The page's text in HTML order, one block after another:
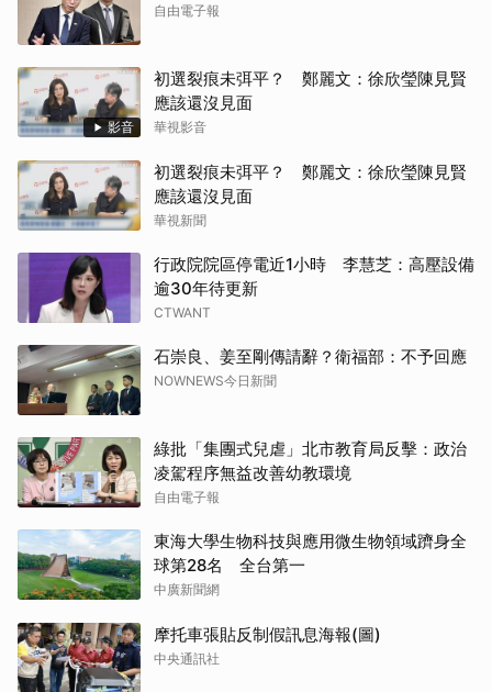
自由電子報
影音
初選裂痕未弭平？ 鄭麗文：徐欣瑩陳見賢
應該還沒見面
華視影音
初選裂痕未弭平？ 鄭麗文：徐欣瑩陳見賢
應該還沒見面
華視新聞
行政院院區停電近1小時 李慧芝：高壓設備
逾30年待更新
CTWANT
石崇良、姜至剛傳請辭？衛福部：不予回應
NOWNEWS今日新聞
綠批「集團式兒虐」北市教育局反擊：政治
凌駕程序無益改善幼教環境
自由電子報
東海大學生物科技與應用微生物領域躋身全
球第28名 全台第一
中廣新聞網
摩托車張貼反制假訊息海報(圖)
中央通訊社